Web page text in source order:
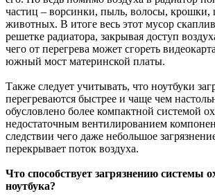
частиц – ворсинки, пыль, волосы,
животных. В итоге весь этот мусор
решетке радиатора, закрывая доступ
чего от перегрева может сгореть
южный мост материнской платы.
Также следует учитывать, что ноутбуки
перегреваются быстрее и чаще чем
обусловлено более компактной системой
недостаточным вентилированием
следствии чего даже небольшое
перекрывает поток воздуха.
Что способствует загрязнению системы
ноутбука?